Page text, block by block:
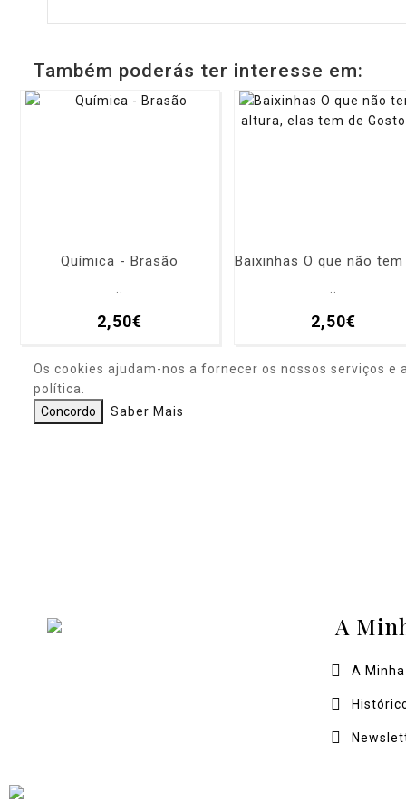
Também poderás ter interesse em:
Química - Brasão
2,50€ 2,50€
Os cookies ajudam-nos a fornecer os nossos serviços
política.
Concordo
Saber Mais
A
A